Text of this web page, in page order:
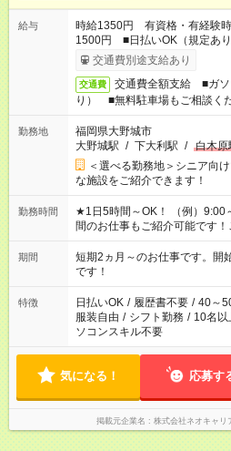
給与
時給1350円 有資格・有経験
1500円 ■日払いOK（規定あ
交通費別途支給あり
交通費
交通費全額支給 ■ガソ
り） ■無料駐車場もご相談く
勤務地
福岡県大野城市
大野城駅 / 下大利駅 / 白木原
＜選べる勤務地＞シニア
な施設をご紹介できます！
勤務時間
★1日5時間～OK！ （例）9:00
間のお仕事もご紹介可能です
家庭の都合でお休みが必要な
※週最低15時間以上の勤務が
期間
短期2ヵ月～のお仕事です。
です！
特徴 日払いOK / 履歴書不要 / 40～
服装自由 / シフト勤務 / 10名以
ソコンスキル不要
気になる！ 応募す
掲載元企業名 株式会社ネオキャリ